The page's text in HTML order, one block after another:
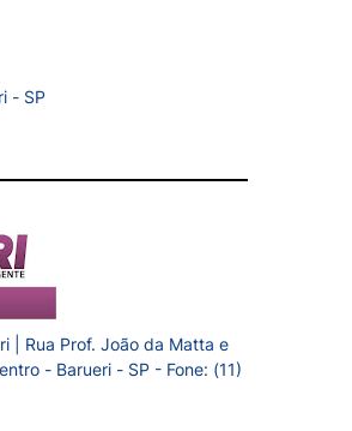
- SP
| Rua Prof. João da Matta e
- Barueri - SP - Fone: (11)